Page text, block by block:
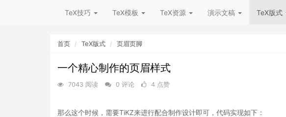
TeX技巧 TeX模板 TeX资源 演示文稿 TeX版式
首页 TeX版式 页眉页脚
一个精心制作的页眉样式
7043 阅读 0 评论 4 点赞
那么这个时候，需要TiKZ来进行配合制作设计即可，代码实现如下：